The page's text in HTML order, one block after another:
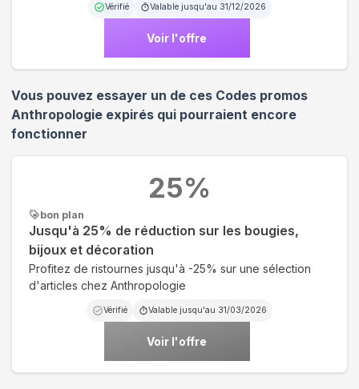
Vérifié Valable jusqu'au 31/12/2026
Voir l'offre
Vous pouvez essayer un de ces Codes promos
Anthropologie expirés qui pourraient encore
fonctionner
bon plan
Jusqu'à 25% de réduction sur les bougies,
bijoux et décoration
Profitez de ristournes jusqu'à -25% sur une sélection
d'articles chez Anthropologie
Vérifié Valable jusqu'au 31/03/2026
Voir l'offre
25%